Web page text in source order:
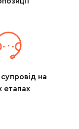
на
етапах